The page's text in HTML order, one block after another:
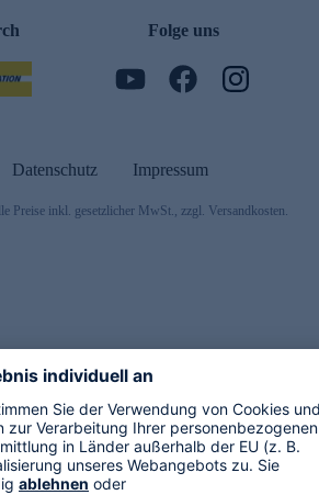
Folge uns
Datenschutz Impressum
Preise inkl. gesetzlicher MwSt., zzgl. Versandkosten.